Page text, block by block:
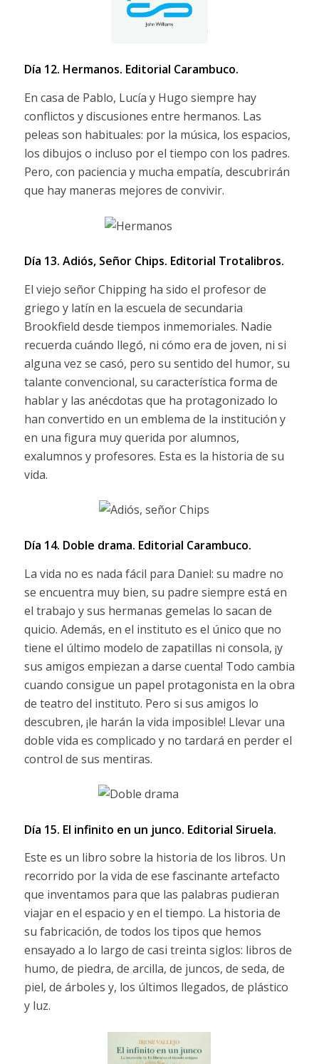
Día 12. Hermanos. Editorial Carambuco.
En casa de Pablo, Lucía y Hugo siempre hay
conflictos y discusiones entre hermanos. Las
peleas son habituales: por la música, los espacios,
los dibujos o incluso por el tiempo con los padres.
Pero, con paciencia y mucha empatía, descubrirán
que hay maneras mejores de convivir.
Día 13. Adiós, Señor Chips. Editorial Trotalibros.
El viejo señor Chipping ha sido el profesor de
griego y latín en la escuela de secundaria
Brookfield desde tiempos inmemoriales. Nadie
recuerda cuándo llegó, ni cómo era de joven, ni si
alguna vez se casó, pero su sentido del humor, su
talante convencional, su característica forma de
hablar y las anécdotas que ha protagonizado lo
han convertido en un emblema de la institución y
en una figura muy querida por alumnos,
exalumnos y profesores. Esta es la historia de su
vida.
Día 14. Doble drama. Editorial Carambuco.
La vida no es nada fácil para Daniel: su madre no
se encuentra muy bien, su padre siempre está en
el trabajo y sus hermanas gemelas lo sacan de
quicio. Además, en el instituto es el único que no
tiene el último modelo de zapatillas ni consola, ¡y
sus amigos empiezan a darse cuenta! Todo cambia
cuando consigue un papel protagonista en la obra
de teatro del instituto. Pero si sus amigos lo
descubren, ¡le harán la vida imposible! Llevar una
doble vida es complicado y no tardará en perder el
control de sus mentiras.
Día 15. El infinito en un junco. Editorial Siruela.
Este es un libro sobre la historia de los libros. Un
recorrido por la vida de ese fascinante artefacto
que inventamos para que las palabras pudieran
viajar en el espacio y en el tiempo. La historia de
su fabricación, de todos los tipos que hemos
ensayado a lo largo de casi treinta siglos: libros de
humo, de piedra, de arcilla, de juncos, de seda, de
piel, de árboles y, los últimos llegados, de plástico
y luz.